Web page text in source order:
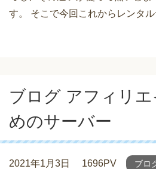
す。 そこで今回これからレンタ
ブログ アフィリ
めのサーバー
2021年1月3日 1696PV ブロ